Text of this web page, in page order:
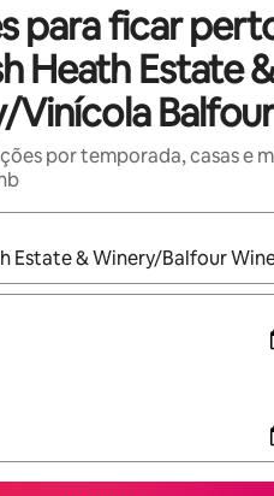
para ficar
Heath Estate &
Vinícola Balfour
por temporada, casas e
estiverem disponíveis,